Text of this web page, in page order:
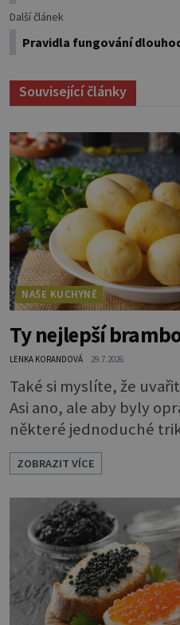
Další článek
Pravidla fungování
Související články
NAŠE KUCHYNĚ
Ty nejlepší
LENKA KORANDOVÁ 29.7.2026
Také si myslíte, že
Asi ano, ale aby byly
některé jednoduché
typy od A, tedy na
víte, takže vyberete
právě uvařit. Vařte správně Spousta lidí vaří
brambory tak, že nalijí
přidají brambory
vařit. Brambor
ZOBRAZIT VÍCE